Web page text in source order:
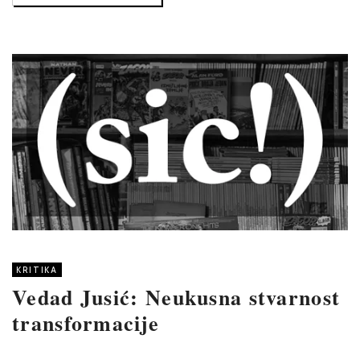
KRITIKA
Vedad Jusić: Neukusna stvarnost
transformacije